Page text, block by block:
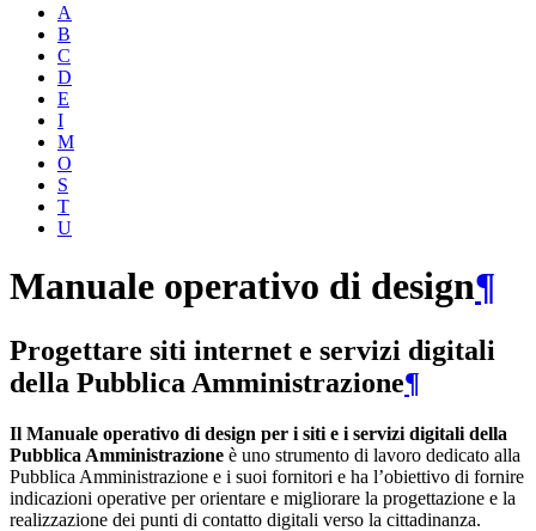
A
B
C
D
E
I
M
O
S
T
U
Manuale operativo di design¶
Progettare siti internet e servizi digitali
della Pubblica Amministrazione¶
Il Manuale operativo di design per i siti e i servizi digitali della
Pubblica Amministrazione è uno strumento di lavoro dedicato alla
Pubblica Amministrazione e i suoi fornitori e ha l’obiettivo di fornire
indicazioni operative per orientare e migliorare la progettazione e la
realizzazione dei punti di contatto digitali verso la cittadinanza.